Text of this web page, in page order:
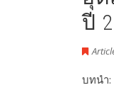
ปี
บทนำ: